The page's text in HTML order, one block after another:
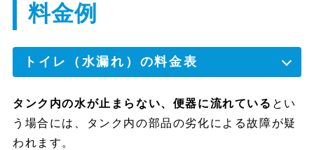
料金例
トイレ（水漏れ）の料金表
タンク内の水が止まらない、便器に流れている とい
う場合には、タンク内の部品の劣化による故障が疑
われます。